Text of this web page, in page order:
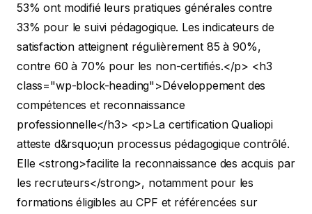
53% ont modifié leurs pratiques générales contre
33% pour le suivi pédagogique. Les indicateurs de
satisfaction atteignent régulièrement 85 à 90%,
contre 60 à 70% pour les non-certifiés.</p> <h3
class="wp-block-heading">Développement des
compétences et reconnaissance
professionnelle</h3> <p>La certification Qualiopi
atteste d&rsquo;un processus pédagogique contrôlé.
Elle <strong>facilite la reconnaissance des acquis par
les recruteurs</strong>, notamment pour les
formations éligibles au CPF et référencées sur